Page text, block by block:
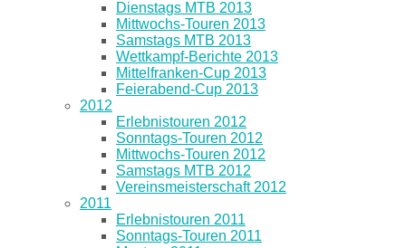
Dienstags MTB 2013
Mittwochs-Touren 2013
Samstags MTB 2013
Wettkampf-Berichte 2013
Mittelfranken-Cup 2013
Feierabend-Cup 2013
2012
Erlebnistouren 2012
Sonntags-Touren 2012
Mittwochs-Touren 2012
Samstags MTB 2012
Vereinsmeisterschaft 2012
2011
Erlebnistouren 2011
Sonntags-Touren 2011